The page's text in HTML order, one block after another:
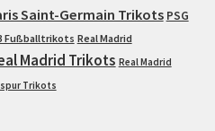
Saint-Germain Trikots PSG
Fußballtrikots Real Madrid
Madrid Trikots Real Madrid
Trikots